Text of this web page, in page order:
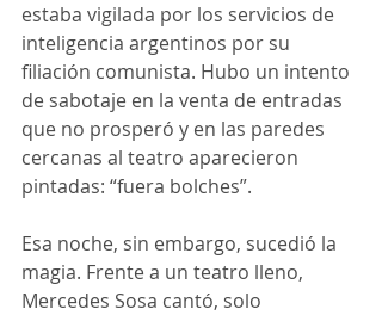
estaba vigilada por los servicios de
inteligencia argentinos por su
filiación comunista. Hubo un intento
de sabotaje en la venta de entradas
que no prosperó y en las paredes
cercanas al teatro aparecieron
pintadas: “fuera bolches”.
Esa noche, sin embargo, sucedió la
magia. Frente a un teatro lleno,
Mercedes Sosa cantó, solo